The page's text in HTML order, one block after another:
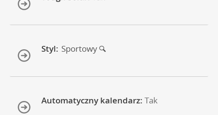
Styl: Sportowy
Automatyczny kalendarz: Tak